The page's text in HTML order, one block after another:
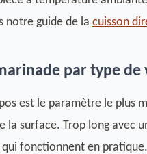
notre guide de la cuisson
par type de
est le paramètre le plus
la surface. Trop long avec
fonctionnent en pratique.